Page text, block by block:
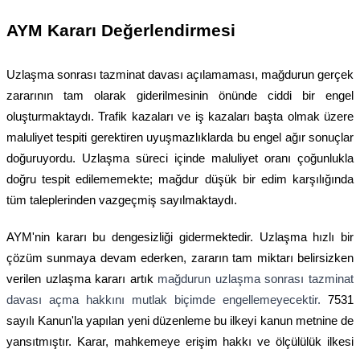
AYM Kararı Değerlendirmesi
Uzlaşma sonrası tazminat davası açılamaması, mağdurun gerçek
zararının tam olarak giderilmesinin önünde ciddi bir engel
oluşturmaktaydı. Trafik kazaları ve iş kazaları başta olmak üzere
maluliyet tespiti gerektiren uyuşmazlıklarda bu engel ağır sonuçlar
doğuruyordu. Uzlaşma süreci içinde maluliyet oranı çoğunlukla
doğru tespit edilememekte; mağdur düşük bir edim karşılığında
tüm taleplerinden vazgeçmiş sayılmaktaydı.
AYM'nin kararı bu dengesizliği gidermektedir. Uzlaşma hızlı bir
çözüm sunmaya devam ederken, zararın tam miktarı belirsizken
verilen uzlaşma kararı artık mağdurun uzlaşma sonrası tazminat
davası açma hakkını mutlak biçimde engellemeyecektir. 7531
sayılı Kanun'la yapılan yeni düzenleme bu ilkeyi kanun metnine de
yansıtmıştır. Karar, mahkemeye erişim hakkı ve ölçülülük ilkesi